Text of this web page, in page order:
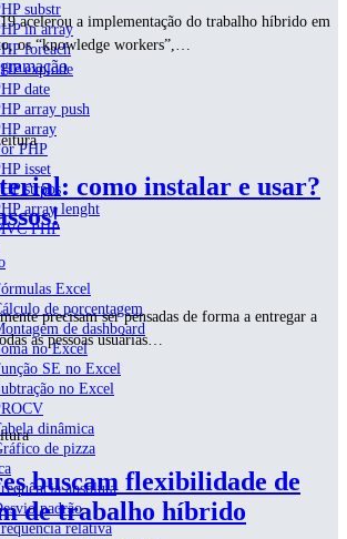
substr
in array
foreach
explode
date
array push
array
PHP
isset
strpos
array lenght
PHP
Excel
de porcentagem
de dashboard
no Excel
SE no Excel
no Excel
dinâmica
de pizza
absoluta
padrão
relativa
acelerou a implementação do trabalho híbrido em
os “knowledge workers”,…
como instalar e usar?
precisam ser pensadas de forma a entregar a
as pessoas usuárias…
buscam flexibilidade de
de trabalho híbrido